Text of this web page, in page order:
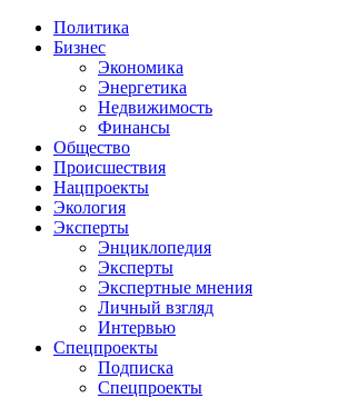
Политика
Бизнес
Экономика
Энергетика
Недвижимость
Финансы
Общество
Происшествия
Нацпроекты
Экология
Эксперты
Энциклопедия
Эксперты
Экспертные мнения
Личный взгляд
Интервью
Спецпроекты
Подписка
Спецпроекты